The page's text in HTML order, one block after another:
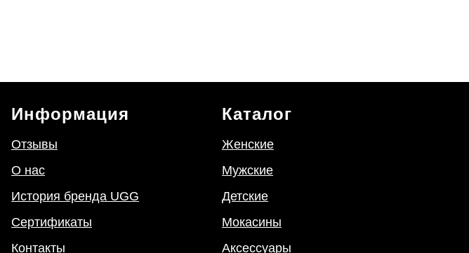
Информация
Отзывы
О нас
История бренда UGG
Сертификаты
Контакты
Каталог
Женские
Мужские
Детские
Мокасины
Аксессуары